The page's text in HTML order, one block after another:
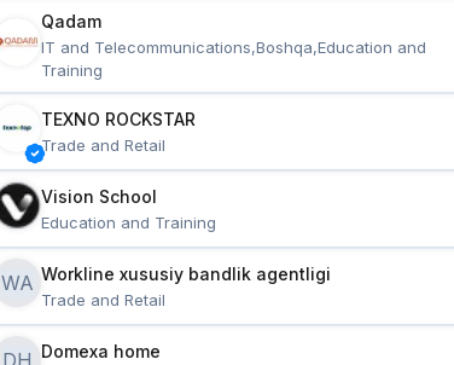
Qadam
IT and Telecommunications,Boshqa,Education and
Training
TEXNO ROCKSTAR
Trade and Retail
Vision School
Education and Training
WA Workline xususiy bandlik agentligi
Trade and Retail
DH Domexa home